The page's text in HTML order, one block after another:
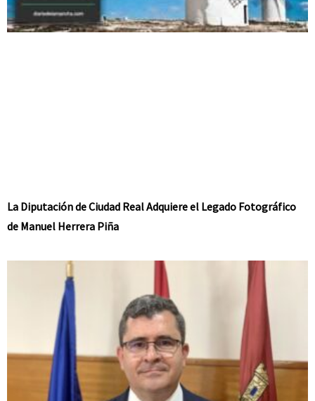
La Diputación de Ciudad Real Adquiere el Legado Fotográfico
de Manuel Herrera Piña